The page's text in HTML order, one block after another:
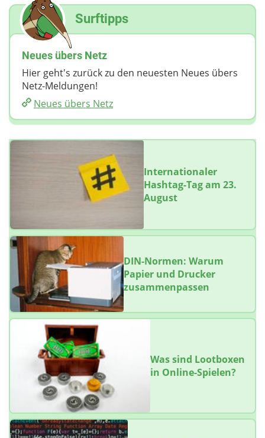
Surftipps
Neues übers Netz
Hier geht's zurück zu den neuesten Neues übers
Netz-Meldungen!
Neues übers Netz
Internationaler
Hashtag-Tag am 23.
August
DIN-Normen: Warum
Papier und Drucker
zusammenpassen
Was sind Lootboxen
in Online-Spielen?